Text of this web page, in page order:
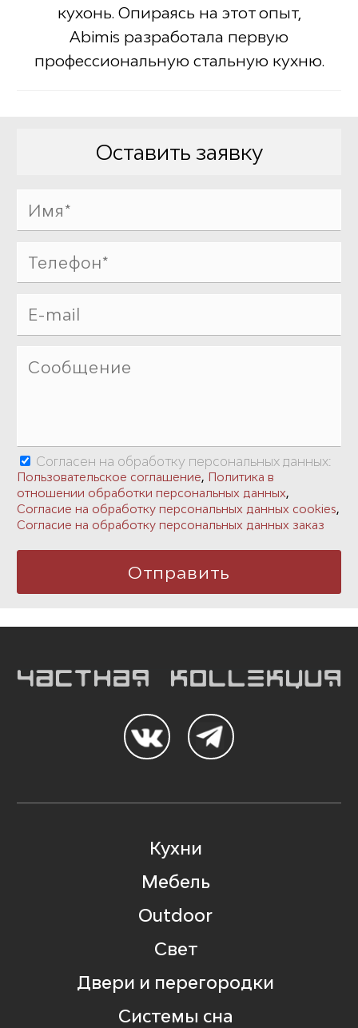
кухонь. Опираясь на этот опыт,
Abimis разработала первую
профессиональную стальную кухню.
Оставить заявку
Согласен на обработку персональных данных:
Пользовательское соглашение, Политика в
отношении обработки персональных данных,
Согласие на обработку персональных данных cookies,
Согласие на обработку персональных данных заказ
Кухни
Мебель
Outdoor
Свет
Двери и перегородки
Системы сна